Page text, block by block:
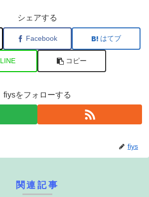
シェアする
Facebook はてブ
LINE コピー
fiysをフォローする
fiys
関連記事